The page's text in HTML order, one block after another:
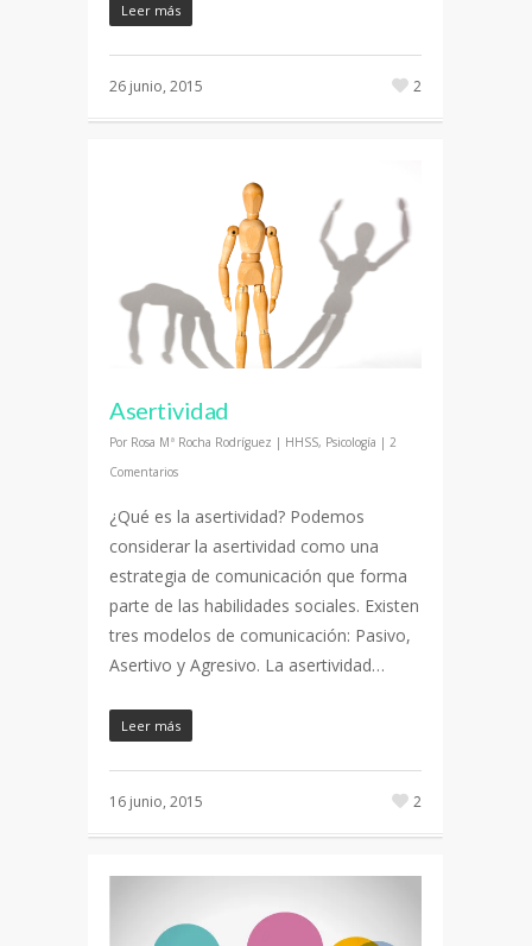
Leer más
26 junio, 2015 2
Asertividad
Por Rosa Mª Rocha Rodríguez | HHSS, Psicología | 2
Comentarios
¿Qué es la asertividad? Podemos
considerar la asertividad como una
estrategia de comunicación que forma
parte de las habilidades sociales. Existen
tres modelos de comunicación: Pasivo,
Asertivo y Agresivo. La asertividad…
Leer más
16 junio, 2015 2